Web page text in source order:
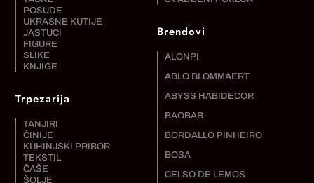
POSUDE
UKRASNE KUTIJE
JASTUCI
FIGURE
SLIKE
KNJIGE
Trpezarija
TANJIRI
ČINIJE
KUHINJSKI PRIBOR
TEKSTIL
ČAŠE
ŠOLJE
Brendovi
ALONPI
ABLO BLOMMAERT
ABYSS HABIDECOR
BAOBAB
BORDALLO PINHEIRO
BOSA
CELSO DE LEMOS